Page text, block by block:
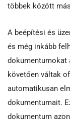
többek között
A beépítési és
és még inkább
dokumentumokat
követően váltak
automatikusan
dokumentumait.
dokumentum